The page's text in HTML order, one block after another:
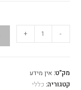
של
נע
-
+
מק"ט: אין מידע
קטגוריה: כללי